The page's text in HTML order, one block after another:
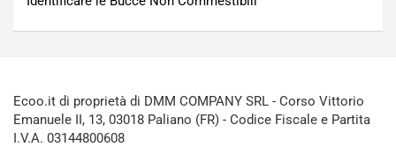
Ecoo.it di proprietà di DMM COMPANY SRL - Corso Vittorio
Emanuele II, 13, 03018 Paliano (FR) - Codice Fiscale e Partita
I.V.A. 03144800608